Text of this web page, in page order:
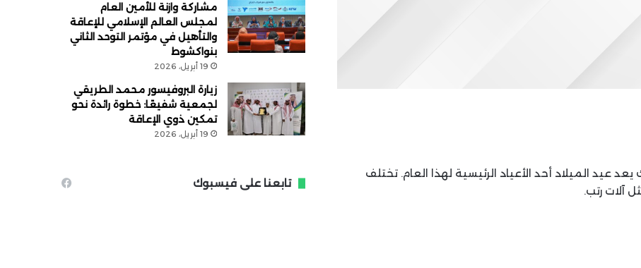
عيد الميلاد أحد الأعياد الرئيسية لهذا العام. تختلف
آلات رتب.
مشاركة وازنة للأمين العام
لمجلس العالم الإسلامي للإعاقة
والتأهيل في مؤتمر التوحد الثاني
بنواكشوط
19 أبريل، 2026
زيارة البروفيسور محمد الطريقي
لجمعية شفيعًا: خطوة رائدة نحو
تمكين ذوي الإعاقة
19 أبريل، 2026
تابعنا على فيسبوك